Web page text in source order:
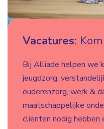
Vacatures:
Bij Alliade helpen we
jeugdzorg,
ouderenzorg, werk &
maatschappelijke
cliënten nodig hebben